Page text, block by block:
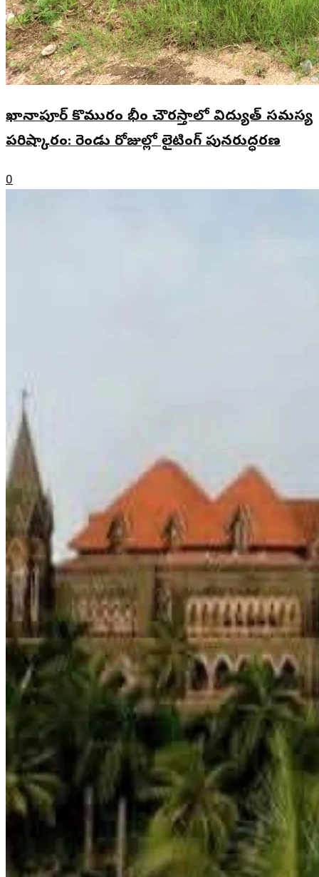
ఖానాపూర్ కొమురం భీం చౌరస్తాలో విద్యుత్ సమస్య
పరిష్కారం: రెండు రోజుల్లో లైటింగ్ పునరుద్ధరణ
0